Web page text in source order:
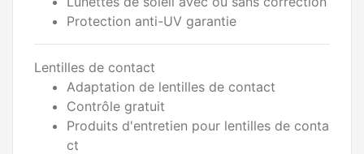
Protection anti-UV garantie
Lentilles de contact
Adaptation de lentilles de contact
Contrôle gratuit
Produits d'entretien pour lentilles de conta
ct